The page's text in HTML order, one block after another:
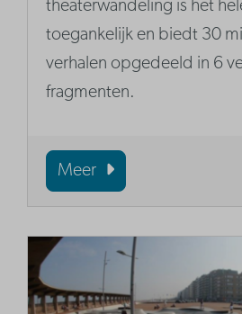
theaterwandeling is het
toegankelijk en biedt 30
verhalen opgedeeld in 6
fragmenten.
Meer